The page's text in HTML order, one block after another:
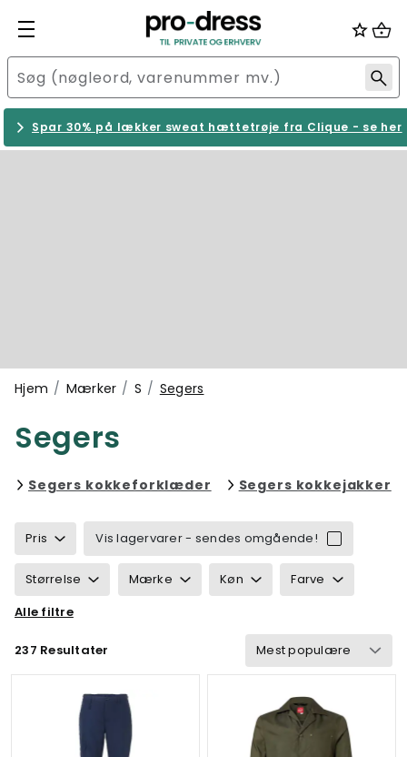
Spar 30% på lækker sweat hættetrøje fra Clique - se her
Hjem Mærker S Segers
Segers
Segers kokkeforklæder Filtrér efter category:
Segers kokkejakker
Pris Vis lagervarer - sendes omgående!
Størrelse Mærke Køn Farve
Ansvarlighed
Vægt Detaljer
Velegnet til
Alle filtre
237 Resultater